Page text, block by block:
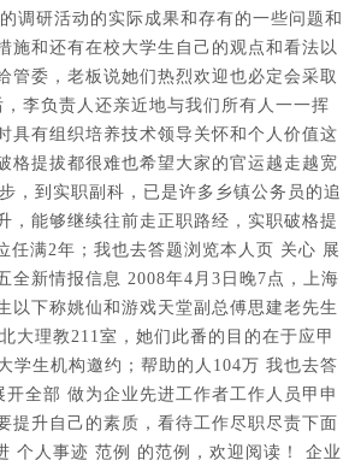
调研活动的实际成果和存有的一些问题和
施和还有在校大学生自己的观点和看法以
管委，老板说她们热烈欢迎也必定会采取
李负责人还亲近地与我们所有人一一挥
具有组织培养技术领导关怀和个人价值这
格提拔都很难也希望大家的官运越走越宽
，到实职副科，已是许多乡镇公务员的追
，能够继续往前走正职路经，实职破格提
任满2年；我也去答题浏览本人页 关心 展
全新情报信息 2008年4月3日晚7点，上海
以下称姚仙和游戏天堂副总傅思建老先生
大理教211室，她们此番的目的在于应甲
学生机构邀约；帮助的人104万 我也去答
全部 做为企业先进工作者工作人员甲申
提升自己的素质，看待工作尽职尽责下面
个人事迹 范例 的范例，欢迎阅读！ 企业